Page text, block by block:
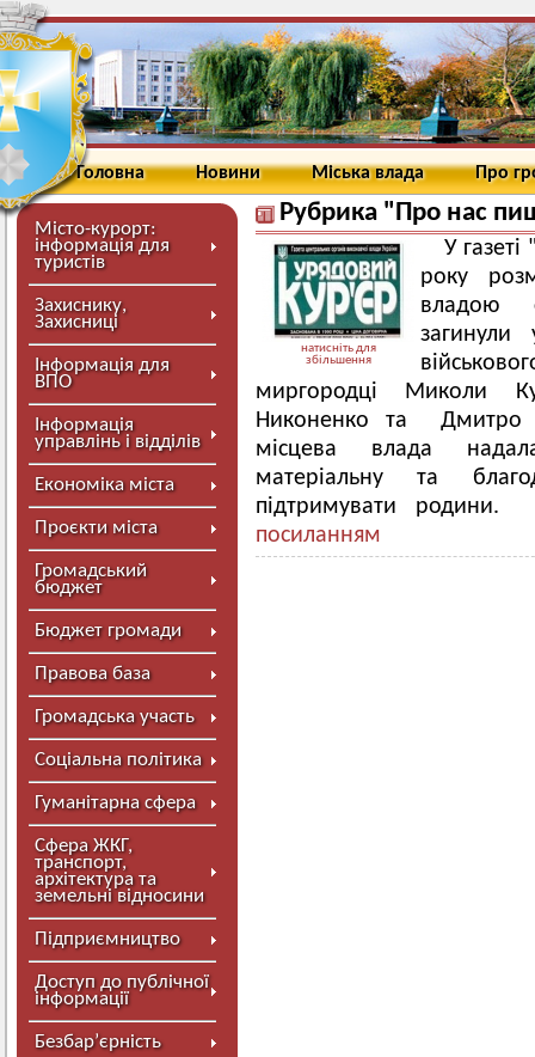
Головна Новини Міська влада Про
Місто-курорт:
інформація для
туристів
Захиснику,
Захисниці
Інформація для
ВПО
Інформація
управлінь і відділів
Економіка міста
Проєкти міста
Громадський
бюджет
Бюджет громади
Правова база
Громадська участь
Соціальна політика
Гуманітарна сфера
Сфера ЖКГ,
транспорт,
архітектура та
земельні відносини
Підприємництво
Доступ до публічної
інформації
Безбар’єрність
Рубрика "Про нас
натисніть для
збільшення
У
року
владою
миргородці Миколи
Никоненко та Дмитро
місцева влада
матеріальну та
підтримувати родини.
посиланням